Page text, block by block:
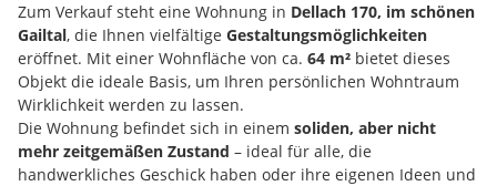
Zum Verkauf steht eine Wohnung in Dellach 170, im schönen
Gailtal, die Ihnen vielfältige Gestaltungsmöglichkeiten
eröffnet. Mit einer Wohnfläche von ca. 64 m² bietet dieses
Objekt die ideale Basis, um Ihren persönlichen Wohntraum
Wirklichkeit werden zu lassen.
Die Wohnung befindet sich in einem soliden, aber nicht
mehr zeitgemäßen Zustand – ideal für alle, die
handwerkliches Geschick haben oder ihre eigenen Ideen und